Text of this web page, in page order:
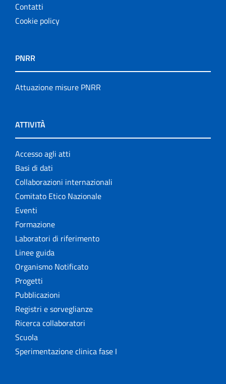
Contatti
Cookie policy
PNRR
Attuazione misure PNRR
ATTIVITÀ
Accesso agli atti
Basi di dati
Collaborazioni internazionali
Comitato Etico Nazionale
Eventi
Formazione
Laboratori di riferimento
Linee guida
Organismo Notificato
Progetti
Pubblicazioni
Registri e sorveglianze
Ricerca collaboratori
Scuola
Sperimentazione clinica fase I